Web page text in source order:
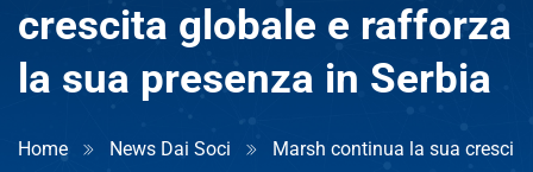
crescita globale e rafforza
la sua presenza in Serbia
Home News Dai Soci
Marsh continua la sua cresci